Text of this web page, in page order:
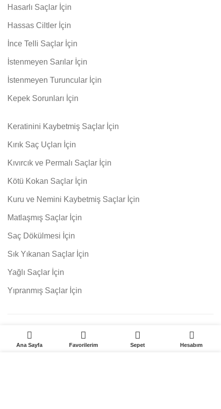
Hasarlı Saçlar İçin
Hassas Ciltler İçin
İnce Telli Saçlar İçin
İstenmeyen Sarılar İçin
İstenmeyen Turuncular İçin
Kepek Sorunları İçin
Keratinini Kaybetmiş Saçlar İçin
Kırık Saç Uçları İçin
Kıvırcık ve Permalı Saçlar İçin
Kötü Kokan Saçlar İçin
Kuru ve Nemini Kaybetmiş Saçlar İçin
Matlaşmış Saçlar İçin
Saç Dökülmesi İçin
Sık Yıkanan Saçlar İçin
Yağlı Saçlar İçin
Yıpranmış Saçlar İçin
İptal İade Koşulları Mesafeli Satış Sözleşmesi
Ana Sayfa Favorilerim Sepet Hesabım